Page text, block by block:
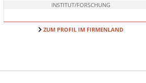
INSTITUT/FORSCHUNG
ZUM PROFIL IM FIRMENLAND